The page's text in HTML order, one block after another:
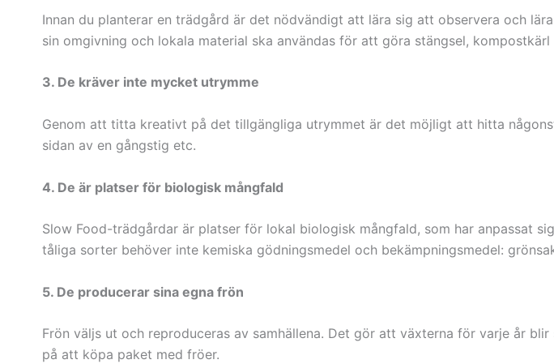
Innan du planterar en trädgård är det nödvändigt att lära sig att observera och
sin omgivning och lokala material ska användas för att göra stängsel,
3. De kräver inte mycket utrymme
Genom att titta kreativt på det tillgängliga utrymmet är det möjligt att hitta
sidan av en gångstig etc.
4. De är platser för biologisk mångfald
Slow Food-trädgårdar är platser för lokal biologisk mångfald, som har anpassat
tåliga sorter behöver inte kemiska gödningsmedel och bekämpningsmedel:
5. De producerar sina egna frön
Frön väljs ut och reproduceras av samhällena. Det gör att växterna för varje år
på att köpa paket med fröer.